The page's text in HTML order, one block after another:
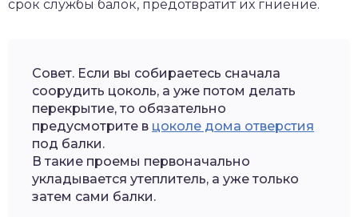
срок службы балок, предотвратит их гниение.
Совет. Если вы собираетесь сначала
соорудить цоколь, а уже потом делать
перекрытие, то обязательно
предусмотрите в цоколе дома отверстия
под балки.
В такие проемы первоначально
укладывается утеплитель, а уже только
затем сами балки.